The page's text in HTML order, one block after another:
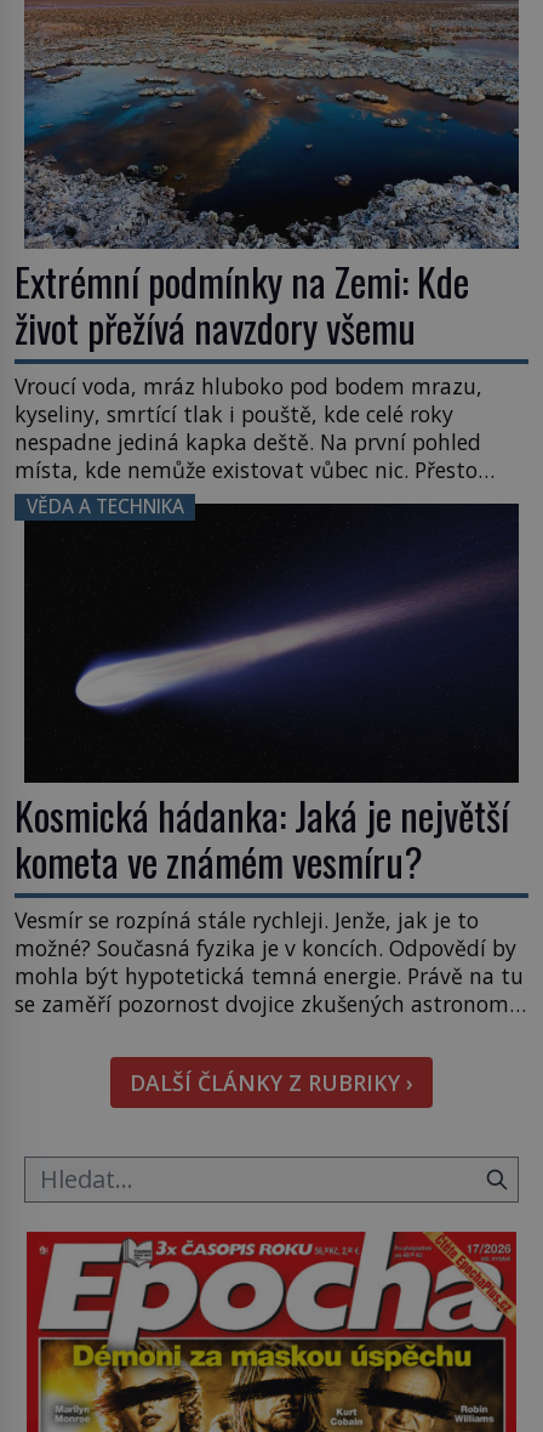
Extrémní podmínky na Zemi: Kde
život přežívá navzdory všemu
Vroucí voda, mráz hluboko pod bodem mrazu,
kyseliny, smrtící tlak i pouště, kde celé roky
nespadne jediná kapka deště. Na první pohled
místa, kde nemůže existovat vůbec nic. Přesto
právě tady vědci objevují organismy, které
posouvají hranice života. Každý nový nález mění
napovídá, kde bychom jednou […]
VĚDA A TECHNIKA
Kosmická hádanka: Jaká je největší
kometa ve známém vesmíru?
Vesmír se rozpíná stále rychleji. Jenže, jak je to
možné? Současná fyzika je v koncích. Odpovědí by
mohla být hypotetická temná energie. Právě na tu
se zaměří pozornost dvojice zkušených astronomů.
hmatatelnějšího. Naprosto rekordní kometu!
Astronomové Pedro Bernardinelli a Gary Bernstein
mravenčí prací zkoumají archivní snímky v rámci
DALŠÍ ČLÁNKY Z RUBRIKY ›